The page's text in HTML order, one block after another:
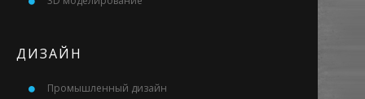
ДИЗАЙН
Промышленный дизайн